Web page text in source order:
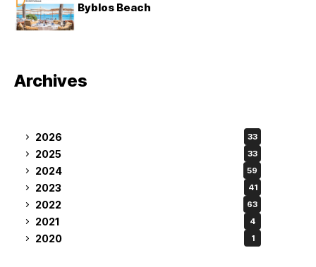
Byblos Beach
Archives
2026 33
2025 33
2024 59
2023 41
2022 63
2021 4
2020 1